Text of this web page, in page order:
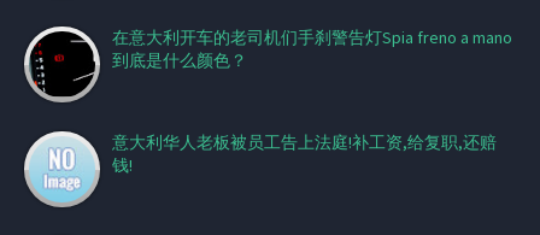
在意大利开车的老司机们手刹警告灯Spia freno a mano
到底是什么颜色？
意大利华人老板被员工告上法庭!补工资,给复职,还赔
钱!